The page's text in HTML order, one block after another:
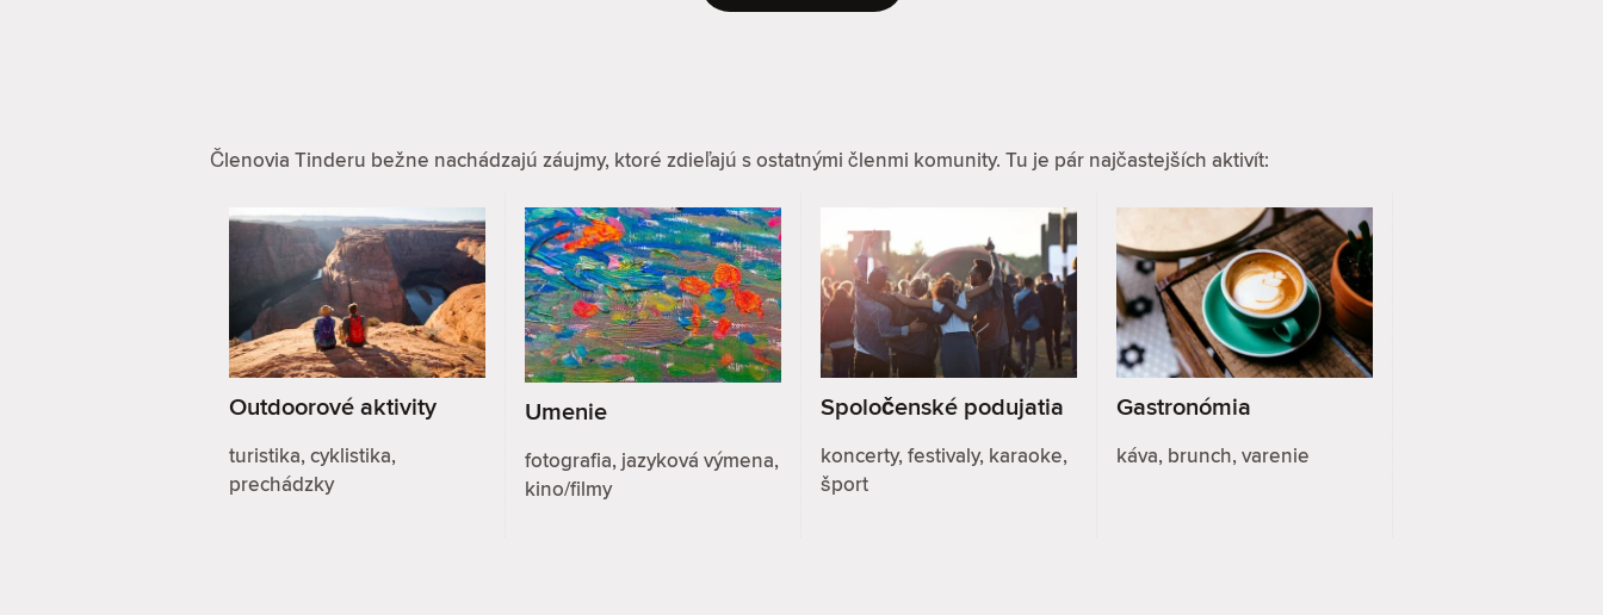
Členovia Tinderu bežne nachádzajú záujmy, ktoré zdieľajú s ostatnými členmi komunity. Tu je pár najčastejších aktivít:
Outdoorové aktivity
turistika, cyklistika,
prechádzky
Umenie
fotografia, jazyková výmena,
kino/filmy
Spoločenské podujatia
koncerty, festivaly, karaoke,
šport
Gastronómia
káva, brunch, varenie